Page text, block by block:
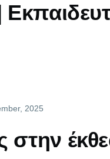
2025
στην